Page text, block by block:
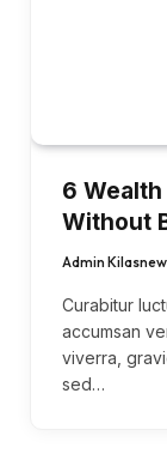
6
Without
Admin
Curabitur
accumsan
viverra,
sed…